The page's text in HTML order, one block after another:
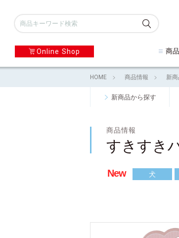
Online Shop 商
HOME 商品情報 新
新商品から探す
商品情報
すきすき
New 犬